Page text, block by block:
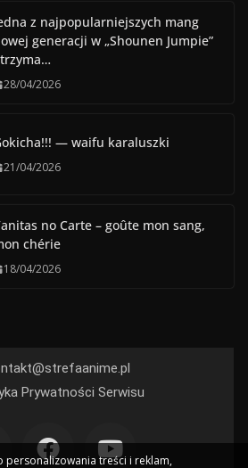
z najpopularniejszych mang
generacji w „Shounen Jumpie”
28/04/2026
— waifu karaluszki
21/04/2026
no Carte – goûte mon sang,
chérie
18/04/2026
Prywatności Serwisu
personalizowania treści i reklam,